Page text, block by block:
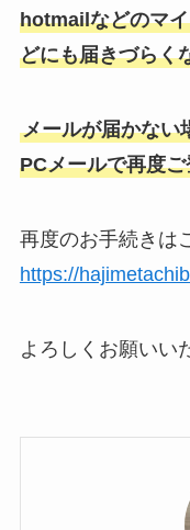
hotmailなどのマ
どにも届きづらく
メールが届かない
PCメールで再度
再度のお手続きは
https://
よろしくお願いい